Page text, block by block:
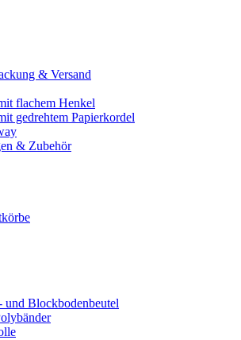
& Versand
flachem Henkel
gedrehtem Papierkordel
& Zubehör
Blockbodenbeutel